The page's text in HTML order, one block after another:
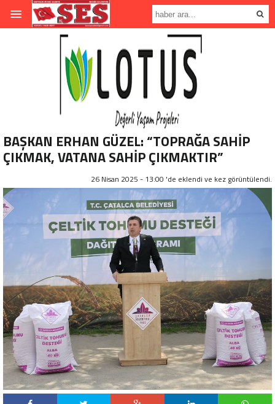
BAŞKAN ERHAN GÜZEL: “TOPRAĞA SAHİP
ÇIKMAK, VATANA SAHİP ÇIKMAKTIR”
26 Nisan 2025 - 13:00 'de eklendi ve kez görüntülendi.